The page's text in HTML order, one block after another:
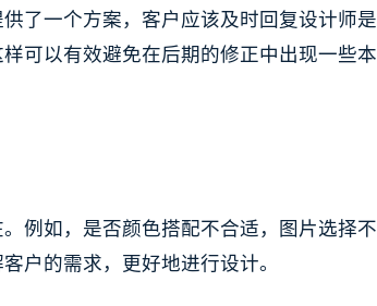
了一个方案，客户应该及时回复设计师是
可以有效避免在后期的修正中出现一些本
例如，是否颜色搭配不合适，图片选择不
户的需求，更好地进行设计。